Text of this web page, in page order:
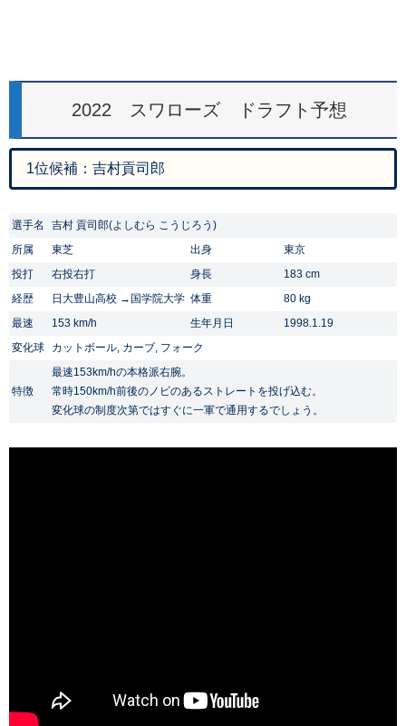
2022 スワローズ ドラフト予想
1位候補：吉村貢司郎
選手名
吉村 貢司郎(よしむら こうじろう)
所属
東芝 出身
東京
投打
右投右打 身長
183 cm
経歴
日大豊山高校 →国学院大学 体重
80 kg
最速
153 km/h 生年月日
1998.1.19
変化球
カットボール, カーブ, フォーク
特徴
最速153km/hの本格派右腕。
常時150km/h前後のノビのあるストレートを投げ込む。
変化球の制度次第ではすぐに一軍で通用するでしょう。